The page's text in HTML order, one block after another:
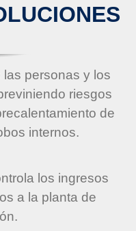
personas y los
riesgos
de
internos.
los ingresos
a la planta de